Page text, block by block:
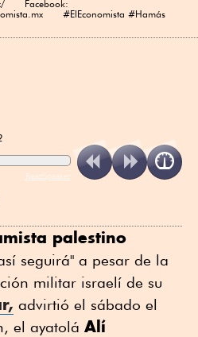
Facebook:
#ElEconomista #Hamás
ReadSpeaker
palestino
seguirá" a pesar de la
militar israelí de su
advirtió el sábado el
el ayatolá Alí